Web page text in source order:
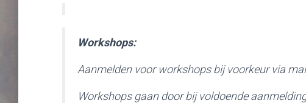
Workshops:
Aanmelden voor workshops bij voorkeur via
Workshops gaan door bij voldoende